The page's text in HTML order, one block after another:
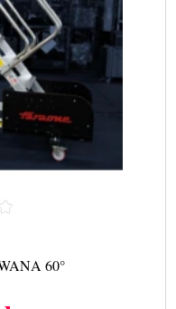
60°